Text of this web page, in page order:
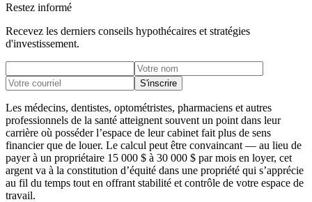
Restez informé
Recevez les derniers conseils hypothécaires et stratégies
d'investissement.
S'inscrire
Les médecins, dentistes, optométristes, pharmaciens et autres
professionnels de la santé atteignent souvent un point dans leur
carrière où posséder l’espace de leur cabinet fait plus de sens
financier que de louer. Le calcul peut être convaincant — au lieu de
payer à un propriétaire 15 000 $ à 30 000 $ par mois en loyer, cet
argent va à la constitution d’équité dans une propriété qui s’apprécie
au fil du temps tout en offrant stabilité et contrôle de votre espace de
travail.